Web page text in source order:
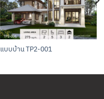
แบบบ้าน TP2-001